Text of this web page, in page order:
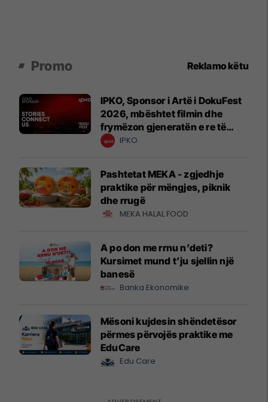
Promo Reklamo këtu
IPKO, Sponsor i Artë i DokuFest
2026, mbështet filmin dhe
frymëzon gjeneratën e re të
krijuesve
IPKO
Pashtetat MEKA - zgjedhje
praktike për mëngjes, piknik
dhe rrugë
MEKA HALAL FOOD
A po don me rrnu n’deti?
Kursimet mund t’ju sjellin një
banesë
Banka Ekonomike
Mësoni kujdesin shëndetësor
përmes përvojës praktike me
EduCare
Edu Care